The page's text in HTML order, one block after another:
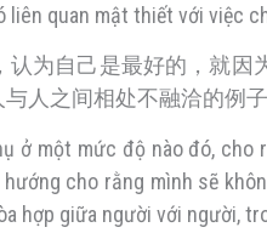
liên quan mật thiết với việc
为自己是最好的，就
人之间相处不融洽的例
ở một mức độ nào đó,
cho rằng mình sẽ
hợp giữa người với người,